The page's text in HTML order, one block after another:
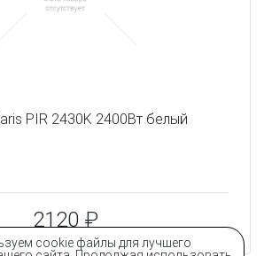
cookie файлы для лучшего
PIR 2430K 2400Вт белый
2120 ₽